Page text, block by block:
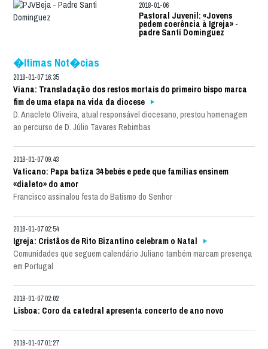
2018-01-06
Pastoral Juvenil: «Jovens
pedem coerência à Igreja» -
padre Santi Dominguez
�ltimas Not�cias
2018-01-07 16:35
Viana: Transladação dos restos mortais do primeiro bispo marca
fim de uma etapa na vida da diocese
D. Anacleto Oliveira, atual responsável diocesano, prestou homenagem
ao percurso de D. Júlio Tavares Rebimbas
2018-01-07 09:43
Vaticano: Papa batiza 34 bebés e pede que famílias ensinem
«dialeto» do amor
Francisco assinalou festa do Batismo do Senhor
2018-01-07 02:54
Igreja: Cristãos de Rito Bizantino celebram o Natal
Comunidades que seguem calendário Juliano também marcam presença
em Portugal
2018-01-07 02:02
Lisboa: Coro da catedral apresenta concerto de ano novo
2018-01-07 01:27